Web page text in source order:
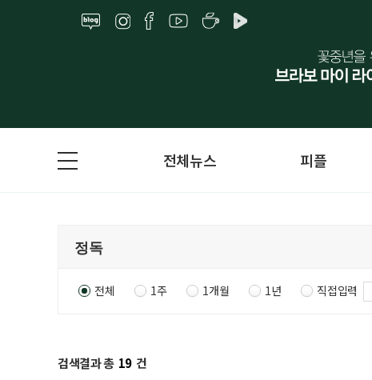
전체뉴스 피플
전체 1주 1개월 1년 직접입력
검색결과 총 19 건